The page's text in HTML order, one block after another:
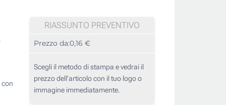
con
RIASSUNTO PREVENTIVO
Prezzo da:0,16 €
Scegli il metodo di stampa e vedrai il
prezzo dell'articolo con il tuo logo o
immagine immediatamente.